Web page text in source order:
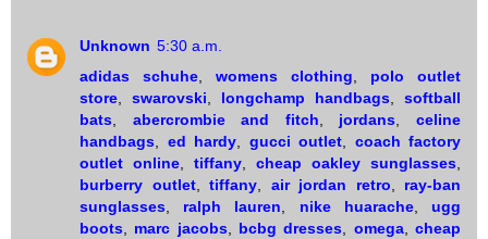
Unknown 5:30 a.m.
adidas schuhe, womens clothing, polo outlet
store, swarovski, longchamp handbags, softball
bats, abercrombie and fitch, jordans,celine
handbags, ed hardy, gucci outlet, coach factory
outlet online, tiffany, cheap oakley sunglasses,
burberry outlet, tiffany, air jordan retro, ray-ban
sunglasses, ralph lauren, nike huarache,ugg
boots, marc jacobs, bcbg dresses, omega,cheap